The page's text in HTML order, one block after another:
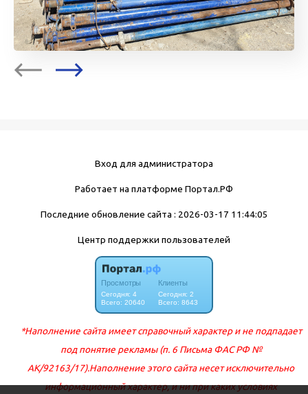
Вход для администратора
Работает на платформе Портал.РФ
Последние обновление сайта : 2026-03-17 11:44:05
Центр поддержки пользователей